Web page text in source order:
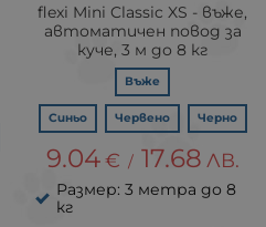
flexi Mini Classic XS - въже,
автоматичен повод за
куче, 3 м до 8 кг
Въже
Синьо Червено Черно
9.04 € / 17.68 ЛВ.
Размер: 3 метра до 8
кг